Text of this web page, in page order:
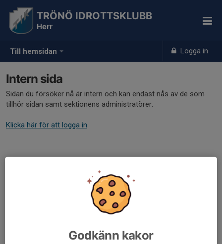
Till hemsidan Logga in
TRÖNÖ IDROTTSKLUBB
Herr
Intern sida
Sidan du försöker nå är intern och kan endast nås av de som
tillhör sidan samt sektionens administratörer.
Klicka här för att logga in
Godkänn kakor